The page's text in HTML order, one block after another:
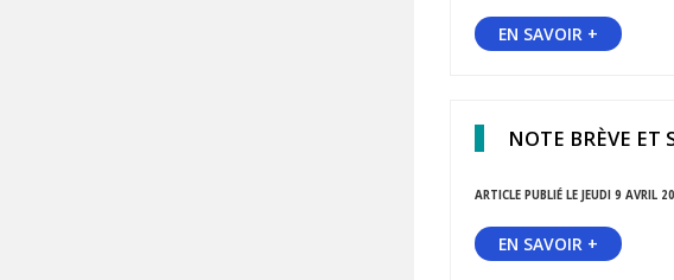
EN SAVOIR +
NOTE BRÈVE
ARTICLE PUBLIÉ LE JEUDI 9 AVRIL
EN SAVOIR +